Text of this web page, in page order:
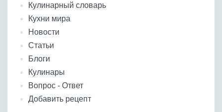
Кулинарный словарь
Кухни мира
Новости
Статьи
Блоги
Кулинары
Вопрос - Ответ
Добавить рецепт